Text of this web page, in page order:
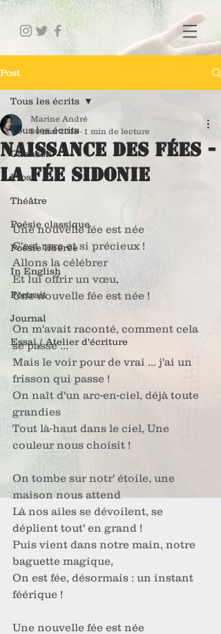
Post
Tous les écrits
Chanson
Prose
Théâtre
Poésie classique
Poésie libérée
In English
Portrait
Journal
Essai / Atelier d'écriture
Tous les écrits
Naissance des fées -
La Fée Sidonie
Marine André
30 mai 2018
1 min de lecture
Une nouvelle fée est née
C'est rare et si précieux !
Allons la célébrer
Et lui offrir un vœu,
Une nouvelle fée est née !
On m'avait raconté, comment cela
se passe ...
Mais le voir pour de vrai ... j'ai un
frisson qui passe !
On naît d'un arc-en-ciel, déjà toute
grandies
Tout là-haut dans le ciel, Une
couleur nous choisit !
On tombe sur notr' étoile, une
maison nous attend
Là nos ailes se dévoilent, se
déplient tout' en grand !
Puis vient dans notre main, notre
baguette magique,
On est fée, désormais : un instant
féérique !
Une nouvelle fée est née